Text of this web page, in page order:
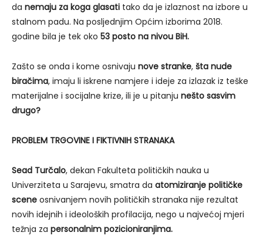
da nemaju za koga glasati tako da je izlaznost na izbore u
stalnom padu. Na posljednjim Općim izborima 2018.
godine bila je tek oko 53 posto na nivou BiH.
Zašto se onda i kome osnivaju nove stranke, šta nude
biračima, imaju li iskrene namjere i ideje za izlazak iz teške
materijalne i socijalne krize, ili je u pitanju nešto sasvim
drugo?
PROBLEM TRGOVINE I FIKTIVNIH STRANAKA
Sead Turčalo, dekan Fakulteta političkih nauka u
Univerziteta u Sarajevu, smatra da atomiziranje političke
scene osnivanjem novih političkih stranaka nije rezultat
novih idejnih i ideoloških profilacija, nego u najvećoj mjeri
težnja za personalnim pozicioniranjima.